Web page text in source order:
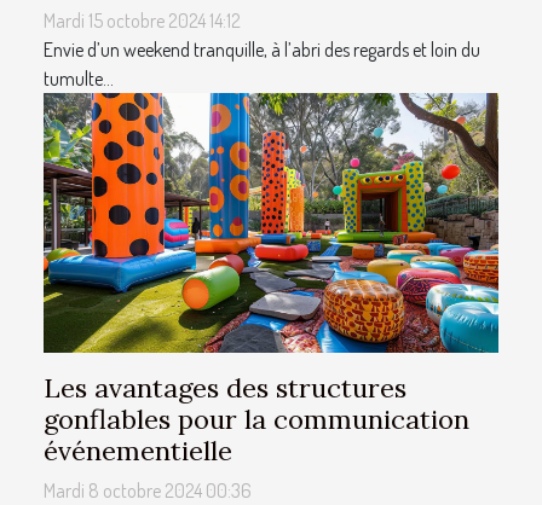
Mardi 15 octobre 2024 14:12
Envie d’un weekend tranquille, à l’abri des regards et loin du
tumulte...
Les avantages des structures
gonflables pour la communication
événementielle
Mardi 8 octobre 2024 00:36